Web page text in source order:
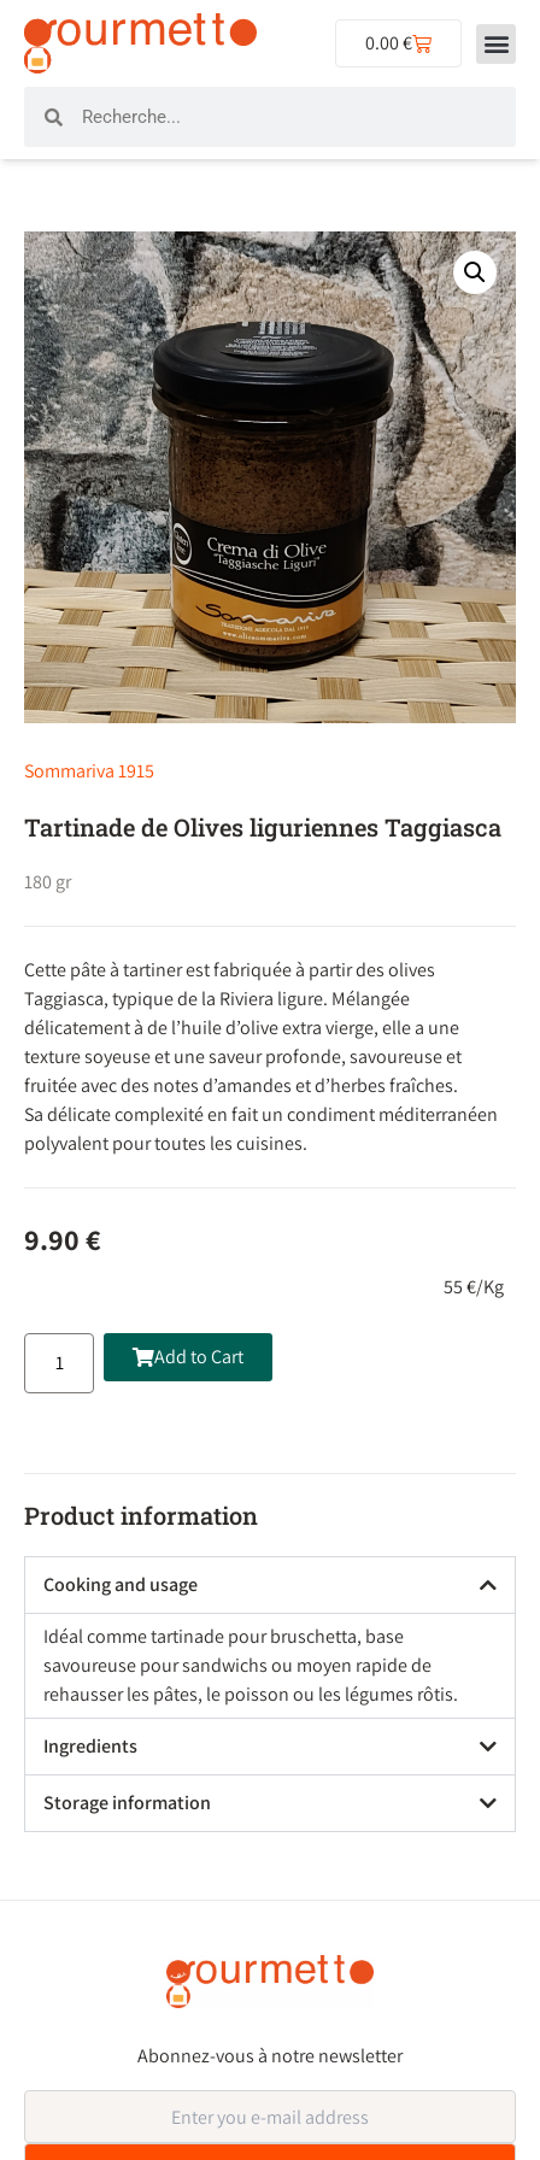
0.00€
Sommariva 1915
Tartinade de Olives liguriennes Taggiasca
180 gr
Cette pâte à tartiner est fabriquée à partir des olives
Taggiasca, typique de la Riviera ligure. Mélangée
délicatement à de l’huile d’olive extra vierge, elle a une
texture soyeuse et une saveur profonde, savoureuse et
fruitée avec des notes d’amandes et d’herbes fraîches.
Sa délicate complexité en fait un condiment méditerranéen
polyvalent pour toutes les cuisines.
9.90€
55 €/Kg
Add to Cart
Product information
Cooking and usage
Idéal comme tartinade pour bruschetta, base
savoureuse pour sandwichs ou moyen rapide de
rehausser les pâtes, le poisson ou les légumes rôtis.
Ingredients
Storage information
Abonnez-vous à notre newsletter